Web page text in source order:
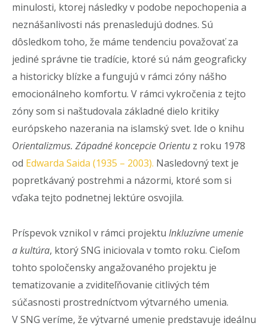
minulosti, ktorej následky v podobe nepochopenia a
neznášanlivosti nás prenasledujú dodnes. Sú
dôsledkom toho, že máme tendenciu považovať za
jediné správne tie tradície, ktoré sú nám geograficky
a historicky blízke a fungujú v rámci zóny nášho
emocionálneho komfortu. V rámci vykročenia z tejto
zóny som si naštudovala základné dielo kritiky
európskeho nazerania na islamský svet. Ide o knihu
Orientalizmus. Západné koncepcie Orientu z roku 1978
od Edwarda Saida (1935 – 2003). Nasledovný text je
popretkávaný postrehmi a názormi, ktoré som si
vďaka tejto podnetnej lektúre osvojila.
Príspevok vznikol v rámci projektu Inkluzívne umenie
a kultúra, ktorý SNG iniciovala v tomto roku. Cieľom
tohto spoločensky angažovaného projektu je
tematizovanie a zviditeľňovanie citlivých tém
súčasnosti prostredníctvom výtvarného umenia.
V SNG veríme, že výtvarné umenie predstavuje ideálnu